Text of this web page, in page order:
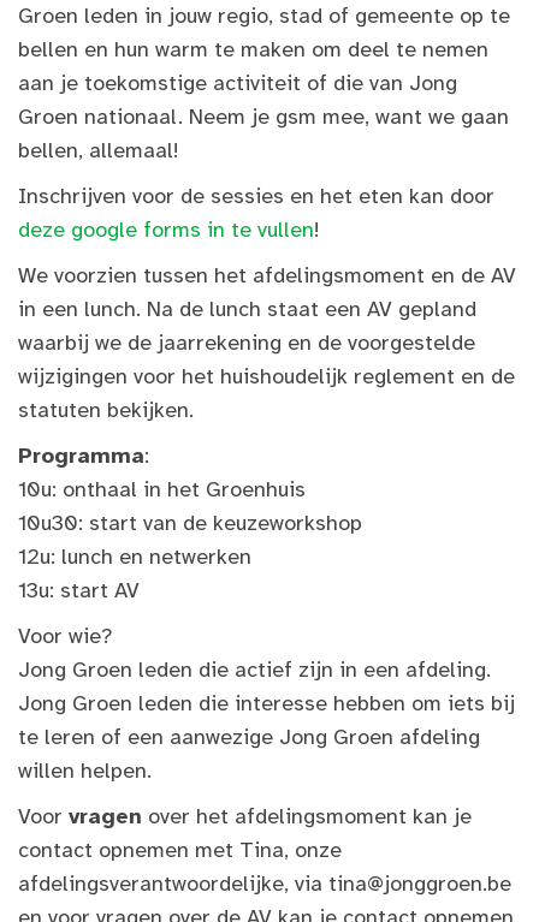
Groen leden in jouw regio, stad of gemeente op te
bellen en hun warm te maken om deel te nemen
aan je toekomstige activiteit of die van Jong
Groen nationaal. Neem je gsm mee, want we gaan
bellen, allemaal!
Inschrijven voor de sessies en het eten kan door
deze google forms in te vullen!
We voorzien tussen het afdelingsmoment en de AV
in een lunch. Na de lunch staat een AV gepland
waarbij we de jaarrekening en de voorgestelde
wijzigingen voor het huishoudelijk reglement en de
statuten bekijken.
Programma:
10u: onthaal in het Groenhuis
10u30: start van de keuzeworkshop
12u: lunch en netwerken
13u: start AV
Voor wie?
Jong Groen leden die actief zijn in een afdeling.
Jong Groen leden die interesse hebben om iets bij
te leren of een aanwezige Jong Groen afdeling
willen helpen.
Voor vragen over het afdelingsmoment kan je
contact opnemen met Tina, onze
afdelingsverantwoordelijke, via tina@jonggroen.be